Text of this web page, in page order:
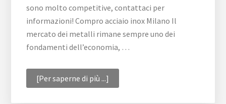
sono molto competitive, contattaci per
informazioni! Compro acciaio inox Milano Il
mercato dei metalli rimane sempre uno dei
fondamenti dell’economia, …
[Per saperne di più ...]
acciaio